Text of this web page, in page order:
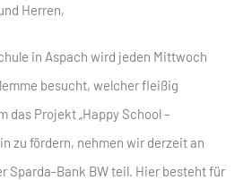
Herren,
in Aspach wird jeden Mittwoch
besucht, welcher fleißig
das Projekt „Happy School –
zu fördern, nehmen wir derzeit an
Sparda-Bank BW teil. Hier besteht für